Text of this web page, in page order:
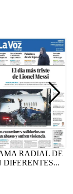
RADIAL DE